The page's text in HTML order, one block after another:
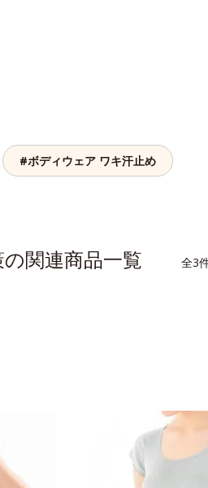
#ボディウェア ワキ汗止め
の関連商品一覧 全3